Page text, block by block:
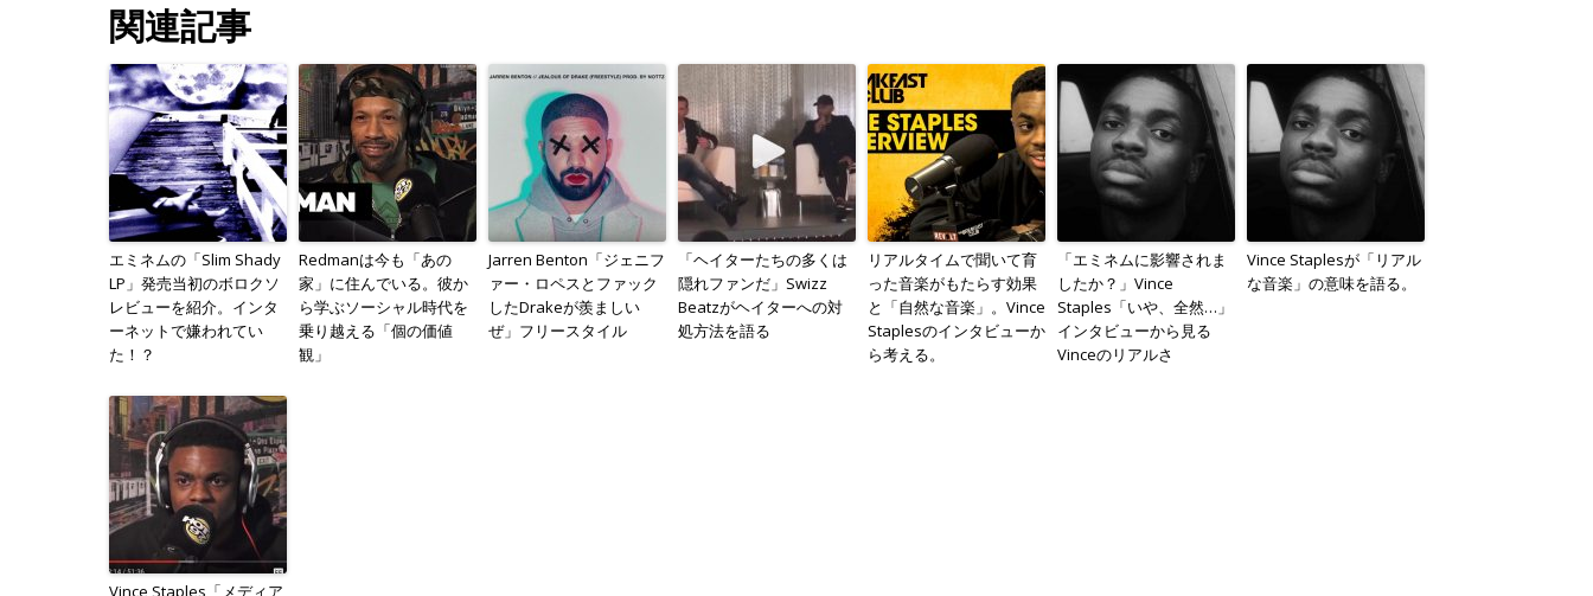
関連記事
エミネムの「Slim Shady
LP」発売当初のボロクソ
レビューを紹介。インタ
ーネットで嫌われてい
た！？
Redmanは今も「あの
家」に住んでいる。彼か
ら学ぶソーシャル時代を
乗り越える「個の価値
観」
Jarren Benton「ジェニフ
ァー・ロペスとファック
したDrakeが羨ましい
ぜ」フリースタイル
「ヘイターたちの多くは
隠れファンだ」Swizz
Beatzがヘイターへの対
処方法を語る
リアルタイムで聞いて育
った音楽がもたらす効果
と「自然な音楽」。Vince
Staplesのインタビューか
ら考える。
「エミネムに影響されま
したか？」Vince
Staples「いや、全然…」
インタビューから見る
Vinceのリアルさ
Vince Staplesが「リアル
な音楽」の意味を語る。
Vince Staples「メディア